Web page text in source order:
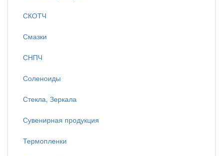
СКОТЧ
Смазки
СНПЧ
Соленоиды
Стекла, Зеркала
Сувенирная продукция
Термопленки